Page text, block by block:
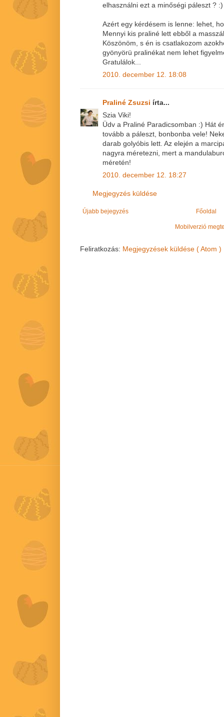
elhasználni ezt a minőségi páleszt ? :)
Azért egy kérdésem is lenne: lehet,
Mennyi kis praliné lett ebből a
Köszönöm, s én is csatlakozom
gyönyörü pralinékat nem lehet
Gratulálok...
2010. december 12. 18:08
Praliné Zsuzsi írta...
Szia Viki!
Üdv a Praliné Paradicsomban :) Hát
tovább a páleszt, bonbonba vele!
darab golyóbis lett. Az elején a
nagyra méretezni, mert a
méretén!
2010. december 12. 18:27
Megjegyzés küldése
Újabb bejegyzés Főoldal
Mobilverzió
Feliratkozás: Megjegyzések küldése ( Atom )